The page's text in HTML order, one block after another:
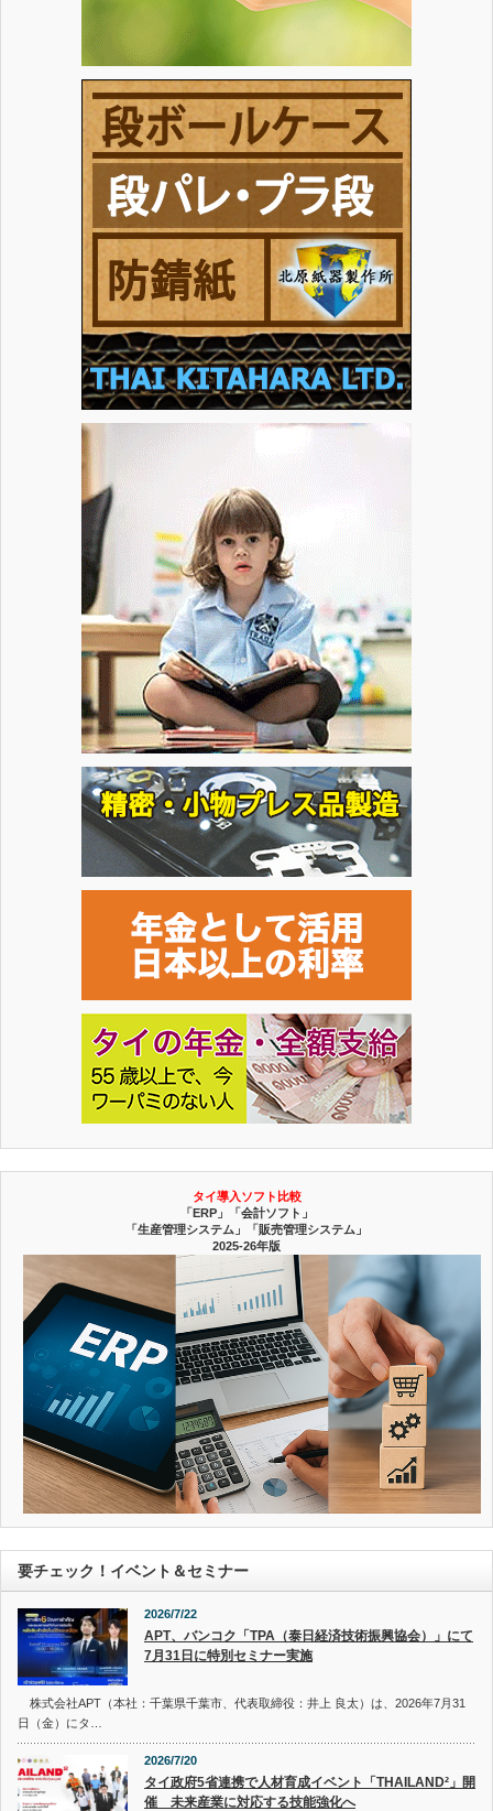
タイ導入ソフト比較
「ERP」「会計ソフト」
「生産管理システム」「販売管理システム」
2025-26年版
要チェック！イベント＆セミナー
2026/7/22
APT、バンコク「TPA（泰日経済技術振興協会）」にて
7月31日に特別セミナー実施
株式会社APT（本社：千葉県千葉市、代表取締役：井上 良太）は、2026年7月31
日（金）にタ…
2026/7/20
タイ政府5省連携で人材育成イベント「THAILAND²」開
催 未来産業に対応する技能強化へ